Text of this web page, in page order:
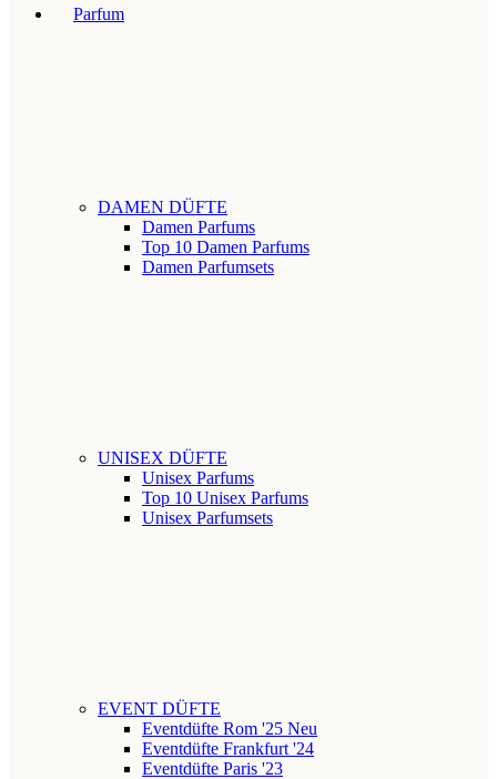
Parfum
DAMEN DÜFTE
Damen Parfums
Top 10 Damen Parfums
Damen Parfumsets
UNISEX DÜFTE
Unisex Parfums
Top 10 Unisex Parfums
Unisex Parfumsets
EVENT DÜFTE
Eventdüfte Rom '25 Neu
Eventdüfte Frankfurt '24
Eventdüfte Paris '23